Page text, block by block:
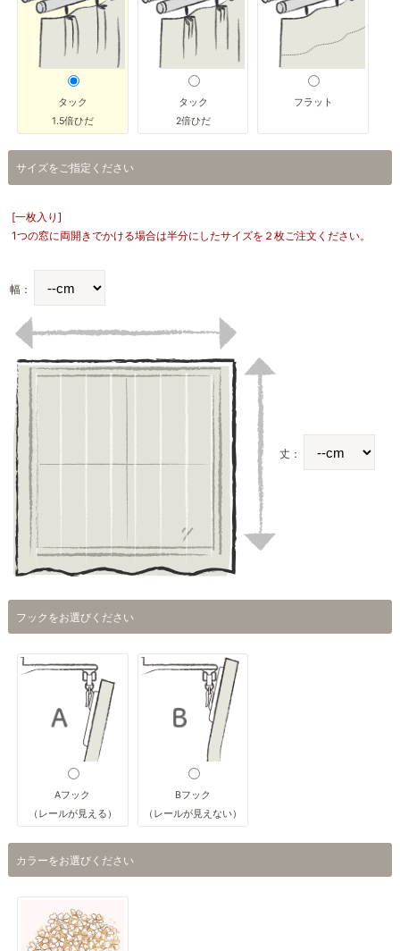
タック
1.5倍ひだ
タック
2倍ひだ
フラット
サイズをご指定ください
[一枚入り]
1つの窓に両開きでかける場合は半分にしたサイズを２枚ご注文ください。
幅：
丈：
フックをお選びください
Aフック
（レールが見える）
Bフック
（レールが見えない）
カラーをお選びください